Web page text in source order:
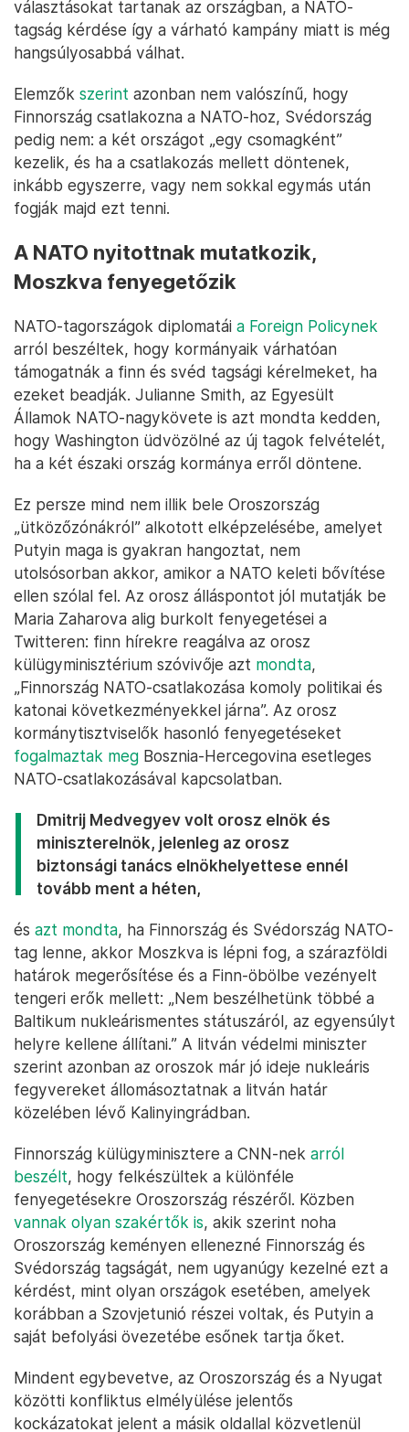
választásokat tartanak az országban, a NATO-
tagság kérdése így a várható kampány miatt is még
hangsúlyosabbá válhat.
Elemzők szerint azonban nem valószínű, hogy
Finnország csatlakozna a NATO-hoz, Svédország
pedig nem: a két országot „egy csomagként”
kezelik, és ha a csatlakozás mellett döntenek,
inkább egyszerre, vagy nem sokkal egymás után
fogják majd ezt tenni.
A NATO nyitottnak mutatkozik,
Moszkva fenyegetőzik
NATO-tagországok diplomatái a Foreign Policynek
arról beszéltek, hogy kormányaik várhatóan
támogatnák a finn és svéd tagsági kérelmeket, ha
ezeket beadják. Julianne Smith, az Egyesült
Államok NATO-nagykövete is azt mondta kedden,
hogy Washington üdvözölné az új tagok felvételét,
ha a két északi ország kormánya erről döntene.
Ez persze mind nem illik bele Oroszország
„ütközőzónákról” alkotott elképzelésébe, amelyet
Putyin maga is gyakran hangoztat, nem
utolsósorban akkor, amikor a NATO keleti bővítése
ellen szólal fel. Az orosz álláspontot jól mutatják be
Maria Zaharova alig burkolt fenyegetései a
Twitteren: finn hírekre reagálva az orosz
külügyminisztérium szóvivője azt mondta,
„Finnország NATO-csatlakozása komoly politikai és
katonai következményekkel járna”. Az orosz
kormánytisztviselők hasonló fenyegetéseket
fogalmaztak meg Bosznia-Hercegovina esetleges
NATO-csatlakozásával kapcsolatban.
Dmitrij Medvegyev volt orosz elnök és
miniszterelnök, jelenleg az orosz
biztonsági tanács elnökhelyettese ennél
tovább ment a héten,
és azt mondta, ha Finnország és Svédország NATO-
tag lenne, akkor Moszkva is lépni fog, a szárazföldi
határok megerősítése és a Finn-öbölbe vezényelt
tengeri erők mellett: „Nem beszélhetünk többé a
Baltikum nukleárismentes státuszáról, az egyensúlyt
helyre kellene állítani.” A litván védelmi miniszter
szerint azonban az oroszok már jó ideje nukleáris
fegyvereket állomásoztatnak a litván határ
közelében lévő Kalinyingrádban.
Finnország külügyminisztere a CNN-nek arról
beszélt, hogy felkészültek a különféle
fenyegetésekre Oroszország részéről. Közben
vannak olyan szakértők is, akik szerint noha
Oroszország keményen ellenezné Finnország és
Svédország tagságát, nem ugyanúgy kezelné ezt a
kérdést, mint olyan országok esetében, amelyek
korábban a Szovjetunió részei voltak, és Putyin a
saját befolyási övezetébe esőnek tartja őket.
Mindent egybevetve, az Oroszország és a Nyugat
közötti konfliktus elmélyülése jelentős
kockázatokat jelent a másik oldallal közvetlenül